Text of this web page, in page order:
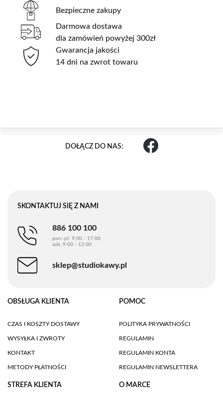
Bezpieczne zakupy
Darmowa dostawa
dla zamówień powyżej 300zł
Gwarancja jakości
14 dni na zwrot towaru
DOŁĄCZ DO NAS:
SKONTAKTUJ SIĘ Z NAMI
886 100 100
pon.-pt. 9:00 - 17:00
sob. 9:00 - 12:00
sklep@studiokawy.pl
OBSŁUGA KLIENTA
CZAS I KOSZTY DOSTAWY
WYSYŁKA I ZWROTY
KONTAKT
METODY PŁATNOŚCI
POMOC
POLITYKA PRYWATNOŚCI
REGULAMIN
REGULAMIN KONTA
REGULAMIN NEWSLETTERA
STREFA KLIENTA O MARCE